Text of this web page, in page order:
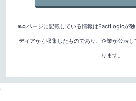
※本ページに記載している情報はFactLogicが
ディアから収集したものであり、企業が公表
ります。